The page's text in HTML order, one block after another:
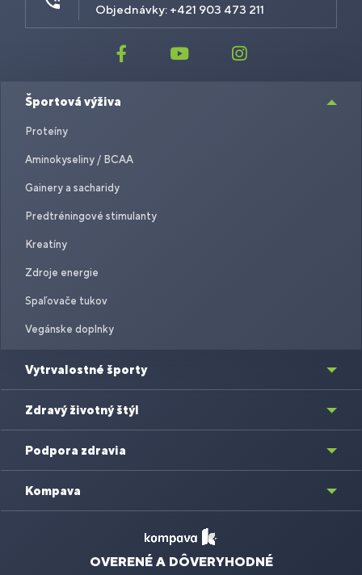
Objednávky: +421 903 473 211
Športová výživa
Proteíny
Aminokyseliny / BCAA
Gainery a sacharidy
Predtréningové stimulanty
Kreatíny
Zdroje energie
Spaľovače tukov
Vegánske doplnky
Vytrvalostné športy
Zdravý životný štýl
Podpora zdravia
Kompava
OVERENÉ A DÔVERYHODNÉ